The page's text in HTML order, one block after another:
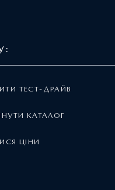
ТЕСТ-ДРАЙВ
КАТАЛОГ
ЦІНИ